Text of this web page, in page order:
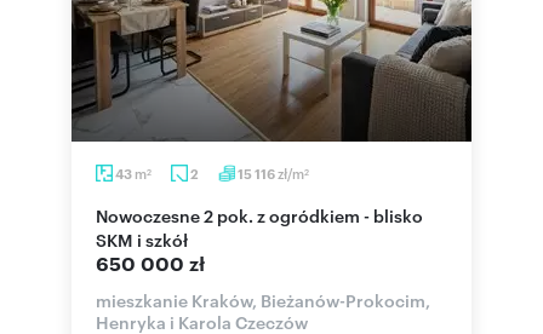
43 m2 2 15 116zł/m2
Nowoczesne 2 pok. z ogródkiem - blisko
SKM i szkół
650 000 zł
mieszkanie Kraków, Bieżanów-Prokocim,
Henryka i Karola Czeczów